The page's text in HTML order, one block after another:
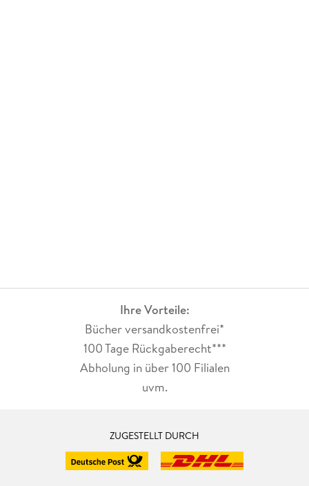
Ihre Vorteile:
Bücher versandkostenfrei*
100 Tage Rückgaberecht***
Abholung in über 100 Filialen
uvm.
ZUGESTELLT DURCH